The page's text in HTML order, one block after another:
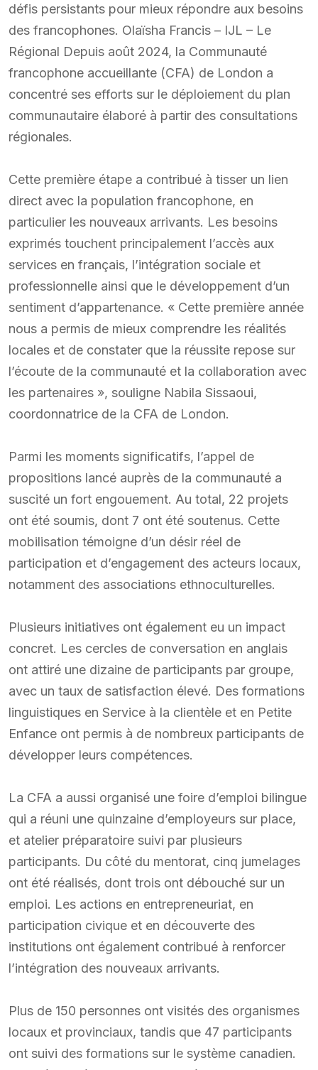
défis persistants pour mieux répondre aux besoins
des francophones. Olaïsha Francis – IJL – Le
Régional Depuis août 2024, la Communauté
francophone accueillante (CFA) de London a
concentré ses efforts sur le déploiement du plan
communautaire élaboré à partir des consultations
régionales.
Cette première étape a contribué à tisser un lien
direct avec la population francophone, en
particulier les nouveaux arrivants. Les besoins
exprimés touchent principalement l’accès aux
services en français, l’intégration sociale et
professionnelle ainsi que le développement d’un
sentiment d’appartenance. « Cette première année
nous a permis de mieux comprendre les réalités
locales et de constater que la réussite repose sur
l’écoute de la communauté et la collaboration avec
les partenaires », souligne Nabila Sissaoui,
coordonnatrice de la CFA de London.
Parmi les moments significatifs, l’appel de
propositions lancé auprès de la communauté a
suscité un fort engouement. Au total, 22 projets
ont été soumis, dont 7 ont été soutenus. Cette
mobilisation témoigne d’un désir réel de
participation et d’engagement des acteurs locaux,
notamment des associations ethnoculturelles.
Plusieurs initiatives ont également eu un impact
concret. Les cercles de conversation en anglais
ont attiré une dizaine de participants par groupe,
avec un taux de satisfaction élevé. Des formations
linguistiques en Service à la clientèle et en Petite
Enfance ont permis à de nombreux participants de
développer leurs compétences.
La CFA a aussi organisé une foire d’emploi bilingue
qui a réuni une quinzaine d’employeurs sur place,
et atelier préparatoire suivi par plusieurs
participants. Du côté du mentorat, cinq jumelages
ont été réalisés, dont trois ont débouché sur un
emploi. Les actions en entrepreneuriat, en
participation civique et en découverte des
institutions ont également contribué à renforcer
l’intégration des nouveaux arrivants.
Plus de 150 personnes ont visités des organismes
locaux et provinciaux, tandis que 47 participants
ont suivi des formations sur le système canadien.